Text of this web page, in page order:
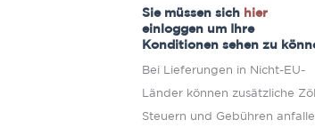
Sie müssen sich hier
einloggen um Ihre
Konditionen sehen zu
Bei Lieferungen in Nicht-EU-
Länder können zusätzliche
Steuern und Gebühren